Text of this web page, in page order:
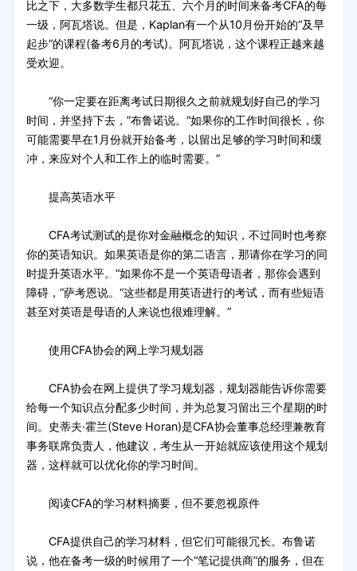
比之下，大多数学生都只花五、六个月的时间来备考CFA的每
一级，阿瓦塔说。但是，Kaplan有一个从10月份开始的“及早
起步”的课程(备考6月的考试)。阿瓦塔说，这个课程正越来越
受欢迎。
“你一定要在距离考试日期很久之前就规划好自己的学习
时间，并坚持下去，”布鲁诺说。“如果你的工作时间很长，你
可能需要早在1月份就开始备考，以留出足够的学习时间和缓
冲，来应对个人和工作上的临时需要。”
提高英语水平
CFA考试测试的是你对金融概念的知识，不过同时也考察
你的英语知识。如果英语是你的第二语言，那请你在学习的同
时提升英语水平。“如果你不是一个英语母语者，那你会遇到
障碍，”萨考恩说。“这些都是用英语进行的考试，而有些短语
甚至对英语是母语的人来说也很难理解。”
使用CFA协会的网上学习规划器
CFA协会在网上提供了学习规划器，规划器能告诉你需要
给每一个知识点分配多少时间，并为总复习留出三个星期的时
间。史蒂夫·霍兰(Steve Horan)是CFA协会董事总经理兼教育
事务联席负责人，他建议，考生从一开始就应该使用这个规划
器，这样就可以优化你的学习时间。
阅读CFA的学习材料摘要，但不要忽视原件
CFA提供自己的学习材料，但它们可能很冗长。布鲁诺
说，他在备考一级的时候用了一个“笔记提供商”的服务，但在